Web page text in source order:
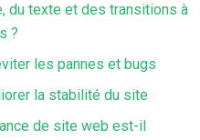
du texte et des transitions à
?
les pannes et bugs
la stabilité du site
de site web est-il